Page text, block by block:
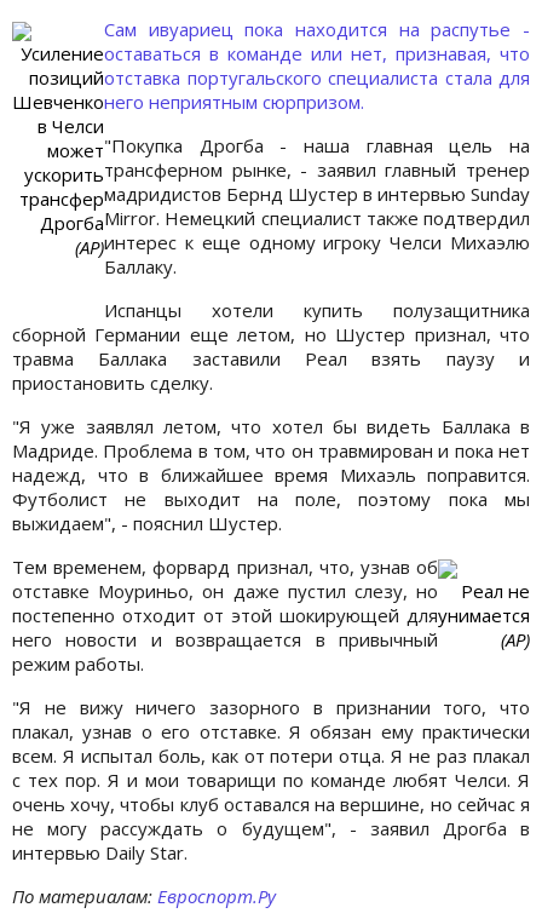
Усиление
позиций
Шевченко
в Челси
может
ускорить
трансфер
Дрогба
(АР)
Сам ивуариец пока находится на распутье -
оставаться в команде или нет, признавая, что
отставка португальского специалиста стала для
него неприятным сюрпризом.
"Покупка Дрогба - наша главная цель на
трансферном рынке, - заявил главный тренер
мадридистов Бернд Шустер в интервью Sunday
Mirror. Немецкий специалист также подтвердил
интерес к еще одному игроку Челси Михаэлю
Баллаку.
Испанцы хотели купить полузащитника
сборной Германии еще летом, но Шустер признал, что
травма Баллака заставили Реал взять паузу и
приостановить сделку.
"Я уже заявлял летом, что хотел бы видеть Баллака в
Мадриде. Проблема в том, что он травмирован и пока нет
надежд, что в ближайшее время Михаэль поправится.
Футболист не выходит на поле, поэтому пока мы
выжидаем", - пояснил Шустер.
Реал не
унимается
(АР)
Тем временем, форвард признал, что, узнав об
отставке Моуриньо, он даже пустил слезу, но
постепенно отходит от этой шокирующей для
него новости и возвращается в привычный
режим работы.
"Я не вижу ничего зазорного в признании того, что
плакал, узнав о его отставке. Я обязан ему практически
всем. Я испытал боль, как от потери отца. Я не раз плакал
с тех пор. Я и мои товарищи по команде любят Челси. Я
очень хочу, чтобы клуб оставался на вершине, но сейчас я
не могу рассуждать о будущем", - заявил Дрогба в
интервью Daily Star.
По материалам: Евроспорт.Ру